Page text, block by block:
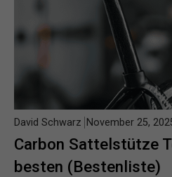
Carbon Sattelstütze
besten (Bestenliste)
David Schwarz November 25,